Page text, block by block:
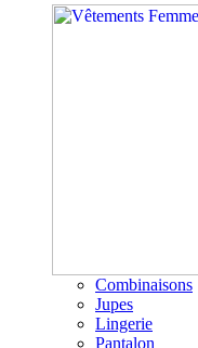
Combinaisons
Jupes
Lingerie
Pantalon